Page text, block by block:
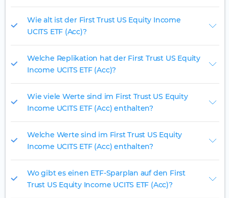
Wie alt ist der First Trust US Equity Income
UCITS ETF (Acc)?
Welche Replikation hat der First Trust US Equity
Income UCITS ETF (Acc)?
Wie viele Werte sind im First Trust US Equity
Income UCITS ETF (Acc) enthalten?
Welche Werte sind im First Trust US Equity
Income UCITS ETF (Acc) enthalten?
Wo gibt es einen ETF-Sparplan auf den First
Trust US Equity Income UCITS ETF (Acc)?